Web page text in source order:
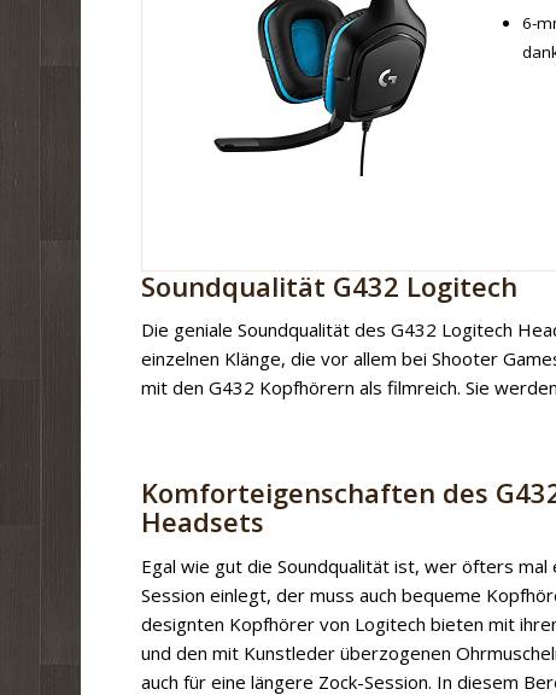
6-
Soundqualität G432 Logitech
Die geniale Soundqualität des G432 Logitech
einzelnen Klänge, die vor allem bei Shooter
mit den G432 Kopfhörern als filmreich. Sie
Komforteigenschaften des
Headsets
Egal wie gut die Soundqualität ist, wer öfters mal
Session einlegt, der muss auch bequeme
designten Kopfhörer von Logitech bieten mit
und den mit Kunstleder überzogenen
auch für eine längere Zock-Session. In diesem